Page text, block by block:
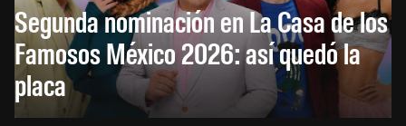
Segunda nominación en La Casa de los
Famosos México 2026: así quedó la
placa